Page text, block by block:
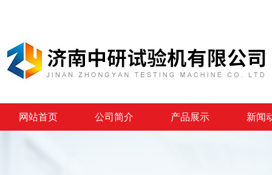
网站首页 公司简介 产品展示 新闻